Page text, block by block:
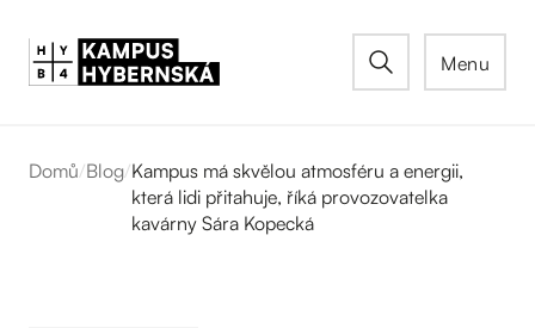
Menu
Domů/Blog/Kampus má skvělou atmosféru a energii,
která lidi přitahuje, říká provozovatelka
kavárny Sára Kopecká